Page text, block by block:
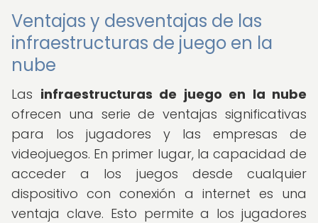
Ventajas y desventajas de las
infraestructuras de juego en la
nube
Las infraestructuras de juego en la nube
ofrecen una serie de ventajas significativas
para los jugadores y las empresas de
videojuegos. En primer lugar, la capacidad de
acceder a los juegos desde cualquier
dispositivo con conexión a internet es una
ventaja clave. Esto permite a los jugadores